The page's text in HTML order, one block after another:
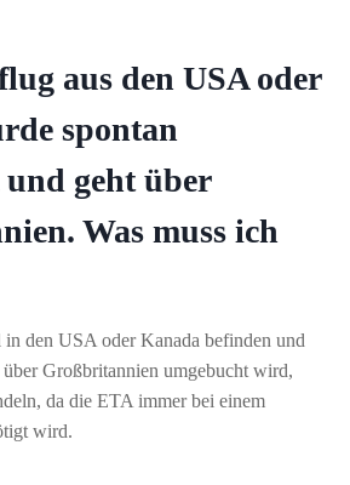
aus den USA oder
spontan
geht über
Was muss ich
den USA oder Kanada befinden und
Großbritannien umgebucht wird,
da die ETA immer bei einem
wird.